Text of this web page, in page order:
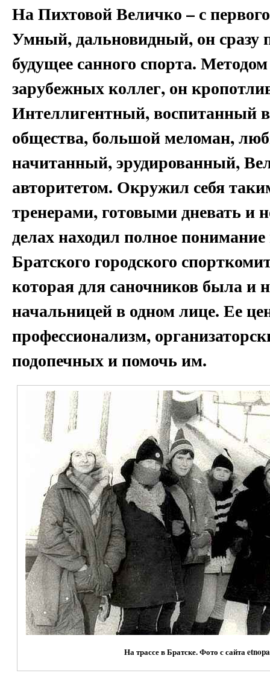
На Пихтовой Величко – с
Умный, дальновидный, он сразу
будущее санного спорта.
зарубежных коллег, он
Интеллигентный, воспитанный
общества, большой меломан,
начитанный, эрудированный,
авторитетом. Окружил себя
тренерами, готовыми дневать и
делах находил полное
Братского городского
которая для саночников была и
начальницей в одном лице. Ее
профессионализм,
подопечных и помочь им.
На трассе в Братске. Фото с сайта